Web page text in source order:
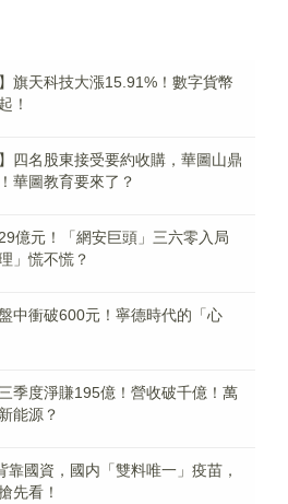
旗天科技大漲15.91%！數字貨幣
！
四名股東接受要約收購，華圖山鼎
華圖教育要來了？
億元！「網安巨頭」三六零入局
」慌不慌？
中衝破600元！寧德時代的「心
季度淨賺195億！營收破千億！萬
能源？
靠國資，國内「雙料唯一」疫苗，
先看！